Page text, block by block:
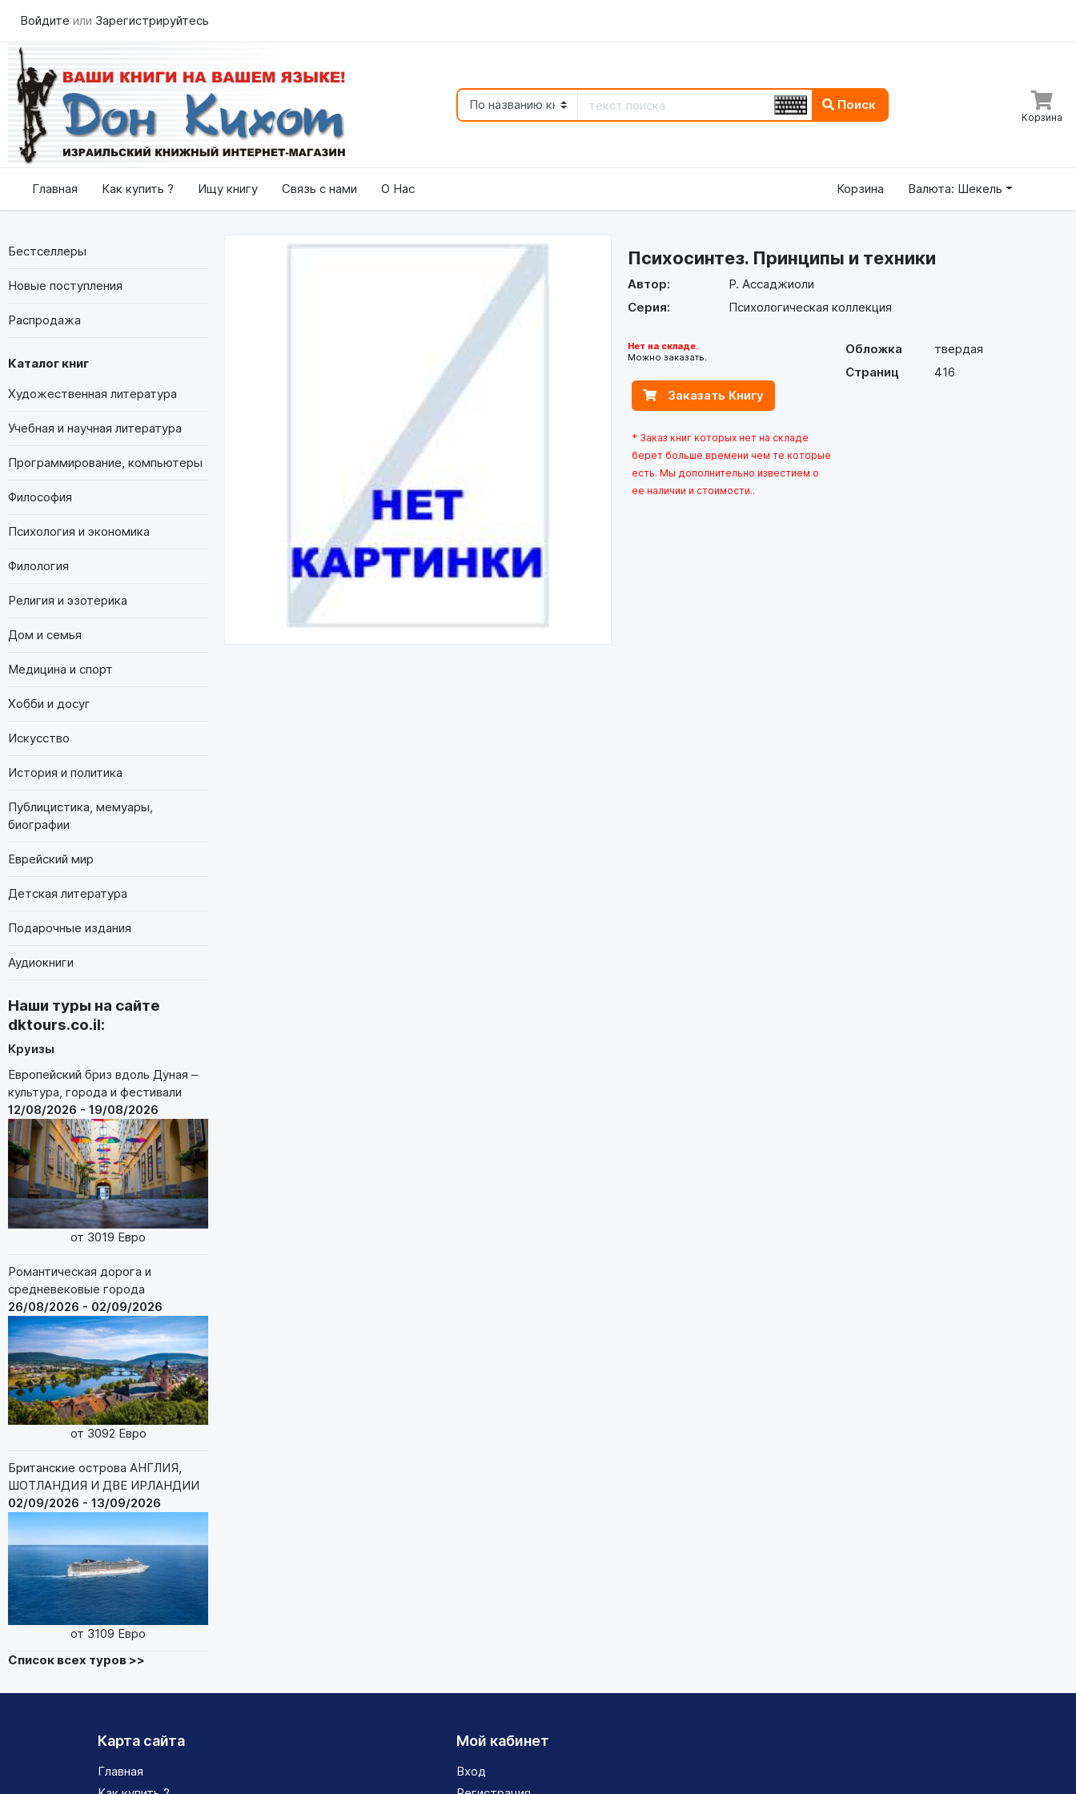
Войдите или Зарегистрируйтесь
Поиск
Корзина
Главная Как купить ? Ищу книгу Связь с нами О Нас Корзина Валюта: Шекель
Бестселлеры
Новые поступления
Распродажа
Каталог книг
Художественная литература
Учебная и научная литература
Программирование, компьютеры
Философия
Психология и экономика
Филология
Религия и эзотерика
Дом и семья
Медицина и спорт
Хобби и досуг
Искусство
История и политика
Публицистика, мемуары,
биографии
Еврейский мир
Детская литература
Подарочные издания
Аудиокниги
Наши туры на сайте
dktours.co.il:
Круизы
Европейский бриз вдоль Дуная –
культура, города и фестивали
12/08/2026 - 19/08/2026
от 3019 Евро
Романтическая дорога и
средневековые города
26/08/2026 - 02/09/2026
от 3092 Евро
Британские острова АНГЛИЯ,
ШОТЛАНДИЯ И ДВЕ ИРЛАНДИИ
02/09/2026 - 13/09/2026
от 3109 Евро
Список всех туров >>
Психосинтез. Принципы и техники
Автор:
Р. Ассаджиоли
Серия:
Психологическая коллекция
Обложка
твердая
Страниц
416
Нет на складе.
Можно заказать.
Заказать Книгу
* Заказ книг которых нет на складе
берет больше времени чем те которые
есть. Мы дополнительно известием о
ее наличии и стоимости..
Карта сайта
Главная
Мой кабинет
Вход